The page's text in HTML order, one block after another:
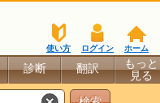
ホーム
ログイン
使い方
診断 翻訳
もっと
見る